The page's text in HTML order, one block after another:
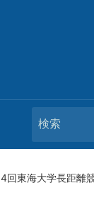
Search
for:
回東海大学長距